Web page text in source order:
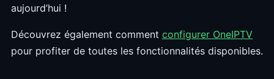
aujourd’hui !
Découvrez également comment configurer OneIPTV
pour profiter de toutes les fonctionnalités disponibles.